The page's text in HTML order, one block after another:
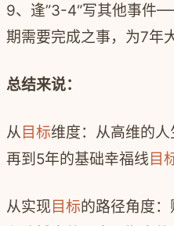
9、逢”3-4“写其他事件
期需要完成之事，为7年
总结来说：
从 目标维度：从高维的人
再到 5年的基础幸福线 目
从实现 目标的路径角度